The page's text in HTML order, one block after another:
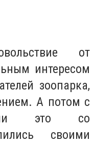
от
интересом
зоопарка,
А потом с
это со
своими